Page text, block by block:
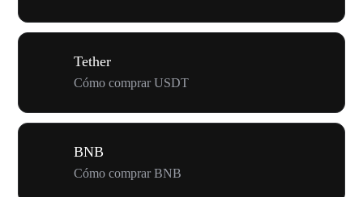
Tether
Cómo comprar USDT
BNB
Cómo comprar BNB